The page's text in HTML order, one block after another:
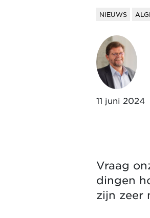
NIEUWS
11 juni 2024
Vraag
dingen
zijn zeer